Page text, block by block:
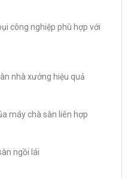
công nghiệp phù hợp với
nhà xưởng hiệu quả
máy chà sàn liên hợp
ngồi lái